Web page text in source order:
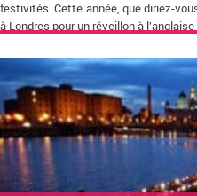
festivités. Cette année, que diriez-
à Londres pour un réveillon à l’anglaise